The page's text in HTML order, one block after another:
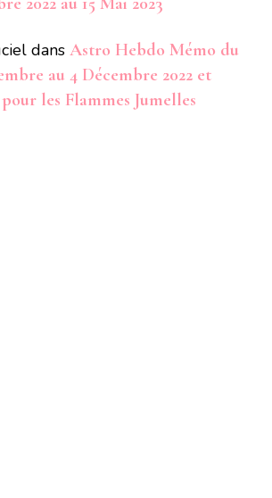
dans Astro Hebdo Mémo du
au 4 Décembre 2022 et
les Flammes Jumelles